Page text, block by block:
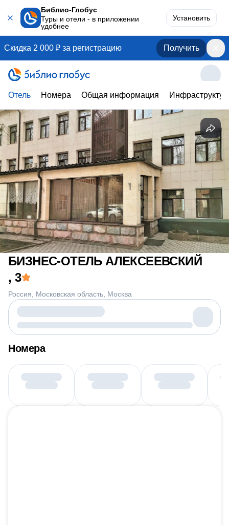
Библио-Глобус
Туры и отели - в приложении
удобнее
Установить
Скидка 2 000 ₽ за регистрацию Получить
Отель Номера Общая информация
БИЗНЕС-ОТЕЛЬ АЛЕКСЕЕВСКИЙ
, 3
Россия Московская область Москва
Номера